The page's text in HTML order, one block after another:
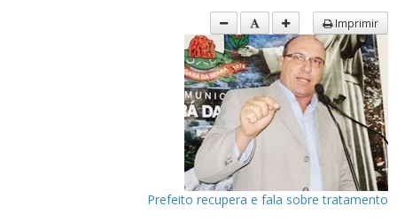
Imprimir
Prefeito recupera e fala sobre tratamento